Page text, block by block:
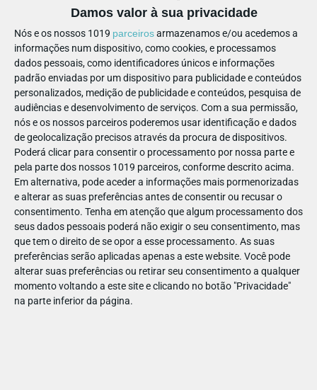
Damos valor à sua privacidade
Nós e os nossos 1019 parceirosarmazenamos e/ou acedemos a
informações num dispositivo, como cookies, e processamos
dados pessoais, como identificadores únicos e informações
padrão enviadas por um dispositivo para publicidade e conteúdos
personalizados, medição de publicidade e conteúdos, pesquisa de
audiências e desenvolvimento de serviços. Com a sua permissão,
nós e os nossos parceiros poderemos usar identificação e dados
de geolocalização precisos através da procura de dispositivos.
Poderá clicar para consentir o processamento por nossa parte e
pela parte dos nossos 1019 parceiros, conforme descrito acima.
Em alternativa, pode aceder a informações mais pormenorizadas
e alterar as suas preferências antes de consentir ou recusar o
consentimento. Tenha em atenção que algum processamento dos
seus dados pessoais poderá não exigir o seu consentimento, mas
que tem o direito de se opor a esse processamento. As suas
preferências serão aplicadas apenas a este website. Você pode
alterar suas preferências ou retirar seu consentimento a qualquer
momento voltando a este site e clicando no botão "Privacidade"
na parte inferior da página.